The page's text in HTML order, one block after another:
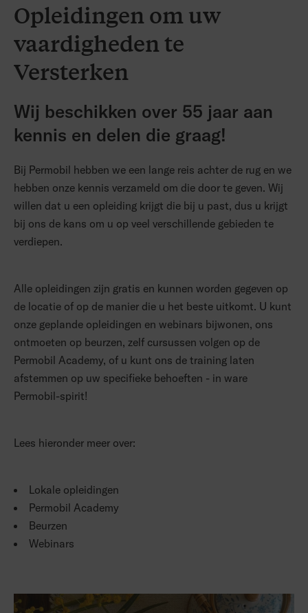
Opleidingen om uw
vaardigheden te
Versterken
Wij beschikken over 55 jaar aan
kennis en delen die graag!
Bij Permobil hebben we een lange reis achter de rug en we
hebben onze kennis verzameld om die door te geven. Wij
willen dat u een opleiding krijgt die bij u past, dus u krijgt
bij ons de kans om u op veel verschillende gebieden te
verdiepen.
Alle opleidingen zijn gratis en kunnen worden gegeven op
de locatie of op de manier die u het beste uitkomt. U kunt
onze geplande opleidingen en webinars bijwonen, ons
ontmoeten op beurzen, zelf cursussen volgen op de
Permobil Academy, of u kunt ons de training laten
afstemmen op uw specifieke behoeften - in ware
Permobil-spirit!
Lees hieronder meer over:
Lokale opleidingen
Permobil Academy
Beurzen
Webinars